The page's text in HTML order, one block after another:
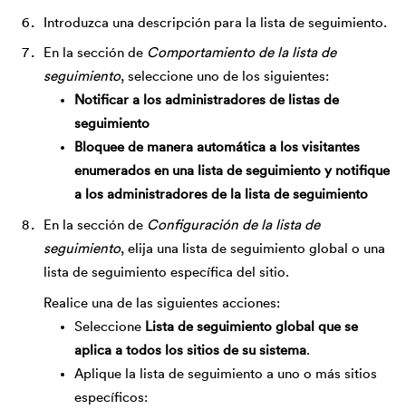
Introduzca una descripción para la lista de seguimiento.
En la sección de Comportamiento de la lista de
seguimiento, seleccione uno de los siguientes:
Notificar a los administradores de listas de
seguimiento
Bloquee de manera automática a los visitantes
enumerados en una lista de seguimiento y notifique
a los administradores de la lista de seguimiento
En la sección de Configuración de la lista de
seguimiento, elija una lista de seguimiento global o una
lista de seguimiento específica del sitio.
Realice una de las siguientes acciones:
Seleccione Lista de seguimiento global que se
aplica a todos los sitios de su sistema.
Aplique la lista de seguimiento a uno o más sitios
específicos: